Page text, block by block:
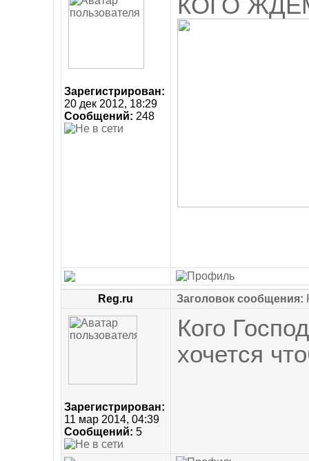
Зарегистрирован:
20 дек 2012, 18:29
Сообщений: 248
КОГО
Reg.ru Заголовок сообщения:
Зарегистрирован:
11 мар 2014, 04:39
Сообщений: 5
Кого
хочется